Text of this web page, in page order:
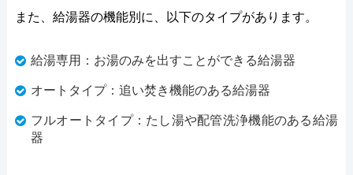
また、給湯器の機能別に、以下のタイプがあります。
給湯専用：お湯のみを出すことができる給湯器
オートタイプ：追い焚き機能のある給湯器
フルオートタイプ：たし湯や配管洗浄機能のある給湯
器